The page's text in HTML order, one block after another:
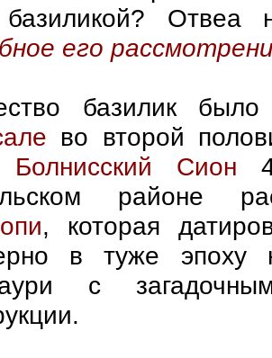
Отвеа
его
базилик
во второй
Болнисский Сион
районе
, которая
в туже эпоху
с